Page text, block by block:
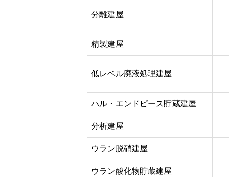
分離建屋
精製建屋
低レベル廃液処理建屋
ハル・エンドピース貯蔵建屋
分析建屋
ウラン脱硝建屋
ウラン酸化物貯蔵建屋